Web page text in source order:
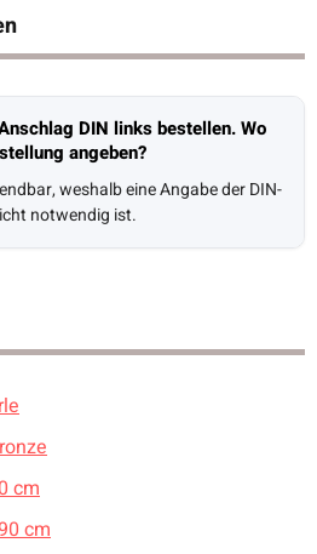
DIN links bestellen. Wo
angeben?
weshalb eine Angabe der DIN-
notwendig ist.
cm
cm